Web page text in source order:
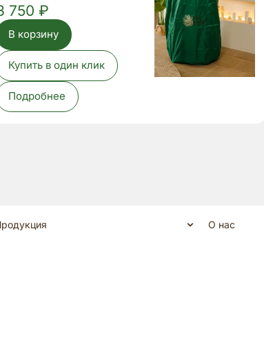
750 ₽
В корзину
Купить в один клик
Подробнее
О нас